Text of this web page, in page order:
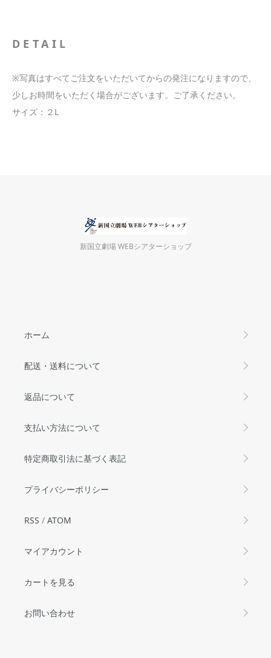
DETAIL
※写真はすべてご注文をいただいてからの発注になりますので、
少しお時間をいただく場合がございます。ご了承ください。
サイズ：２L
新国立劇場 WEBシアターショップ
ホーム
配送・送料について
返品について
支払い方法について
特定商取引法に基づく表記
プライバシーポリシー
RSS / ATOM
マイアカウント
カートを見る
お問い合わせ